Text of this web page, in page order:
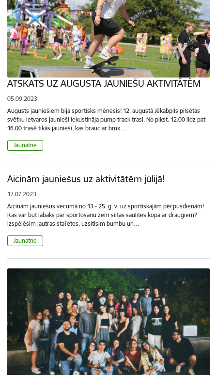
ATSKATS UZ AUGUSTA JAUNIEŠU AKTIVITĀTĒM
05.09.2023.
Augusts jauniešiem bija sportisks mēnesis! 12. augustā Jēkabpils pilsētas
svētku ietvaros jaunieši iekustināja pump track trasi. No plkst. 12.00 līdz pat
16.00 trasē tikās jaunieši, kas brauc ar bmx…
Jaunatne
Aicinām jauniešus uz aktivitātēm jūlijā!
17.07.2023.
Aicinām jauniešus vecumā no 13 - 25. g. v. uz sportiskajām pēcpusdienām!
Kas var būt labāks par sportošanu zem siltas saulītes kopā ar draugiem?
Izspēlēsim jautras stafetes, uzsitīsim bumbu un…
Jaunatne